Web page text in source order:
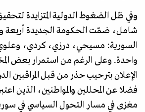
وفي ظل الضغوط الدولية المتزايدة
شامل، ضمّت الحكومة الجديدة أربعة
السورية: مسيحي، درزي، كردي،
واحدة. وعلى الرغم من استمرار بعض
الإعلان بترحيب حذر من قبل المراقبين
فضلا عن المحللين والمواطنين، الذين
مغزى في مسار التحول السياسي في